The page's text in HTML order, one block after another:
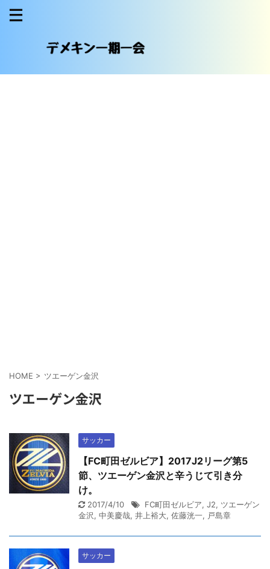
HOME > ツエーゲン金沢
ツエーゲン金沢
サッカー
【FC町田ゼルビア】2017J2リーグ第5
節、ツエーゲン金沢と辛うじて引き分
け。
2017/4/10 FC町田ゼルビア, J2, ツエーゲン
金沢, 中美慶哉, 井上裕大, 佐藤洸一, 戸島章
サッカー